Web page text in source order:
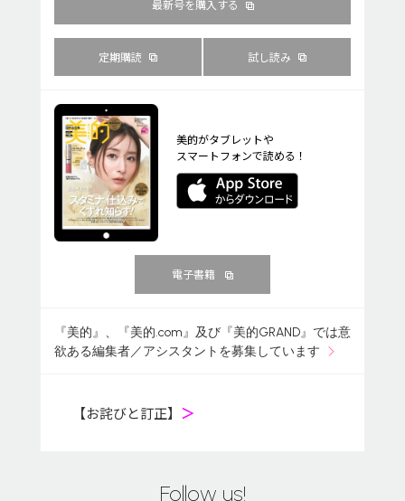
最新号を購入する
定期購読 試し読み
美的がタブレットや
スマートフォンで読める！
電子書籍
『美的』、『美的.com』及び『美的GRAND』では意
欲ある編集者／アシスタントを募集しています
【お詫びと訂正】 ＞
Follow us!